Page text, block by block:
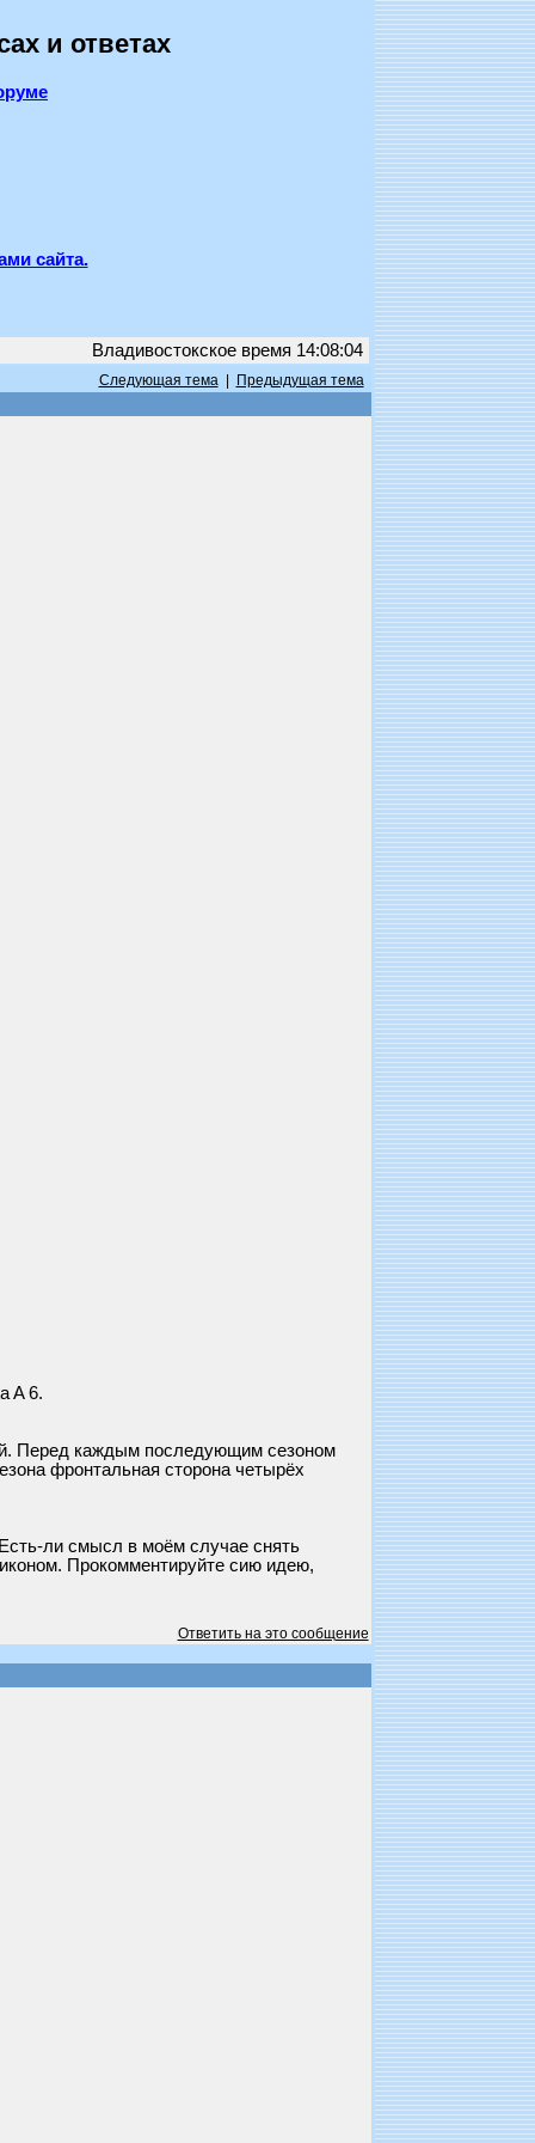
и ответах
сайта.
Владивостокское время 14:08:04
Следующая тема|
Предыдущая тема
A 6.
Перед каждым последующим сезоном
фронтальная сторона четырёх
ли смысл в моём случае снять
Прокомментируйте сию идею,
Ответить на это сообщение